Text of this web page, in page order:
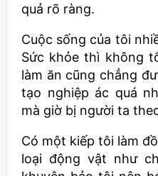
quả rõ ràng.
Cuộc sống của tôi
Sức khỏe thì không
làm ăn cũng chẳng
tạo nghiệp ác quá
mà giờ bị người ta
Có một kiếp tôi làm
loại động vật như